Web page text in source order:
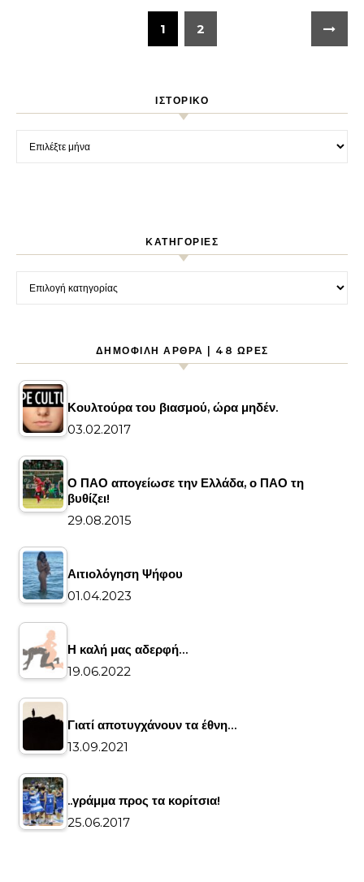
1 2
ΙΣΤΟΡΙΚΌ
Ιστορικό
KΑΤΗΓΟΡΊΕΣ
Kατηγορίες
ΔΗΜΟΦΙΛΉ ΆΡΘΡΑ | 48 ΏΡΕΣ
Κουλτούρα του βιασμού, ώρα μηδέν.
03.02.2017
Ο ΠΑΟ απογείωσε την Ελλάδα, ο ΠΑΟ τη
βυθίζει!
29.08.2015
Αιτιολόγηση Ψήφου
01.04.2023
Η καλή μας αδερφή…
19.06.2022
Γιατί αποτυγχάνουν τα έθνη…
13.09.2021
..γράμμα προς τα κορίτσια!
25.06.2017